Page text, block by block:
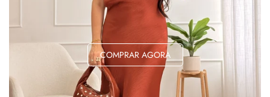
COMPRAR AGORA